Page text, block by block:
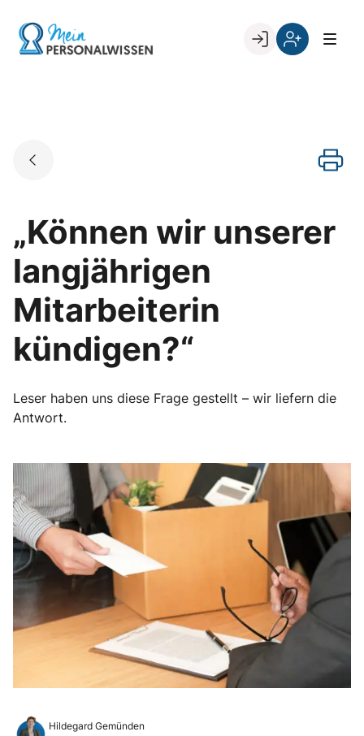
content
Go to landing page.
„Können wir unserer
langjährigen
Mitarbeiterin
kündigen?“
Leser haben uns diese Frage gestellt – wir liefern die
Antwort.
Hildegard Gemünden